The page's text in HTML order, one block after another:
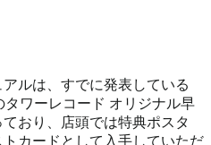
ルは、すでに発表している
タワーレコード オリジナル早
おり、店頭では特典ポスタ
カードとして入手していただ